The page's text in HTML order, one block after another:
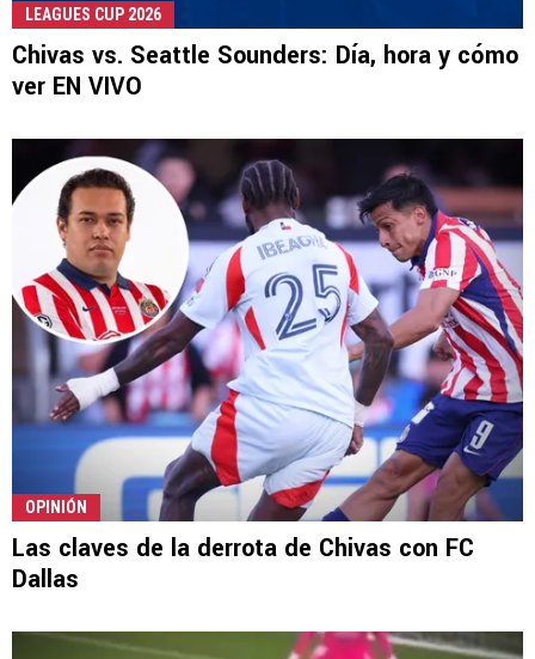
LEAGUES CUP 2026
Chivas vs. Seattle Sounders: Día, hora y cómo
ver EN VIVO
OPINIÓN
Las claves de la derrota de Chivas con FC
Dallas